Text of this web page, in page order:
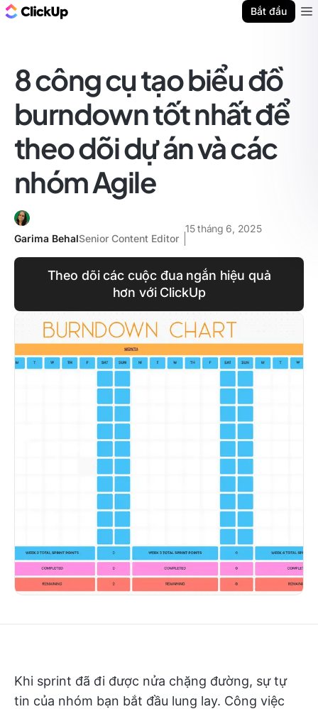
Bắt đầu
8 công cụ tạo biểu đồ
burndown tốt nhất để
theo dõi dự án và các
nhóm Agile
Garima BehalSenior Content Editor
15 tháng 6, 2025
Theo dõi các cuộc đua ngắn hiệu quả
hơn với ClickUp
Khi sprint đã đi được nửa chặng đường, sự tự
tin của nhóm bạn bắt đầu lung lay. Công việc